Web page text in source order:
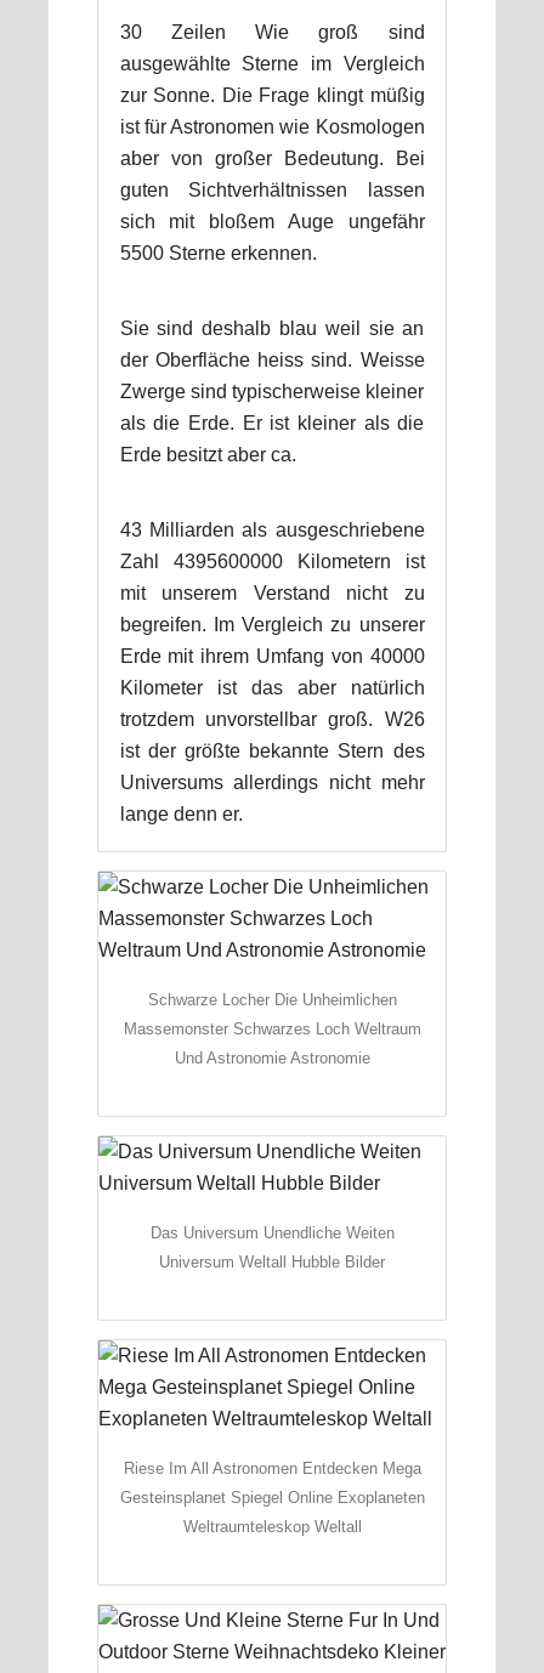
30 Zeilen Wie groß sind
ausgewählte Sterne im Vergleich
zur Sonne. Die Frage klingt müßig
ist für Astronomen wie Kosmologen
aber von großer Bedeutung. Bei
guten Sichtverhältnissen lassen
sich mit bloßem Auge ungefähr
5500 Sterne erkennen.
Sie sind deshalb blau weil sie an
der Oberfläche heiss sind. Weisse
Zwerge sind typischerweise kleiner
als die Erde. Er ist kleiner als die
Erde besitzt aber ca.
43 Milliarden als ausgeschriebene
Zahl 4395600000 Kilometern ist
mit unserem Verstand nicht zu
begreifen. Im Vergleich zu unserer
Erde mit ihrem Umfang von 40000
Kilometer ist das aber natürlich
trotzdem unvorstellbar groß. W26
ist der größte bekannte Stern des
Universums allerdings nicht mehr
lange denn er.
Schwarze Locher Die Unheimlichen
Massemonster Schwarzes Loch Weltraum
Und Astronomie Astronomie
Das Universum Unendliche Weiten
Universum Weltall Hubble Bilder
Riese Im All Astronomen Entdecken Mega
Gesteinsplanet Spiegel Online Exoplaneten
Weltraumteleskop Weltall